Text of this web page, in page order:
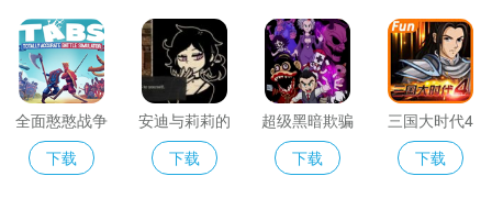
全面憨憨战争
模拟器无广告
版
下载
安迪与莉莉的
棺材正版
下载
超级黑暗欺骗
复刻版2024
下载
三国大时代4
正版
下载